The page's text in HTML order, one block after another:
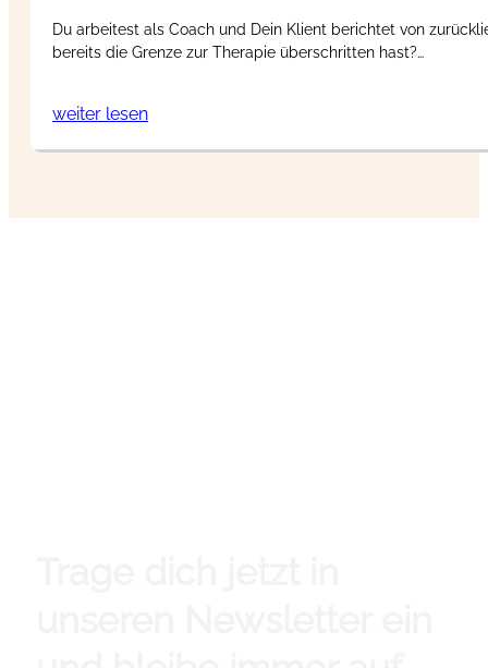
Du arbeitest als Coach und Dein Klient berichtet von
bereits die Grenze zur Therapie überschritten hast?…
weiter lesen